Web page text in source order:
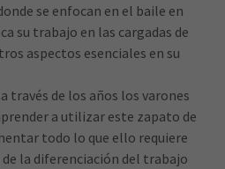
se enfocan en el baile en
su trabajo en las cargadas de
aspectos esenciales en su
través de los años los varones
a utilizar este zapato de
todo lo que ello requiere
la diferenciación del trabajo